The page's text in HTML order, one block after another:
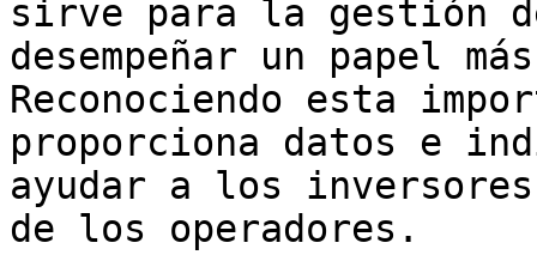
sirve para la gestión
desempeñar un papel
Reconociendo esta
proporciona datos e
ayudar a los
de los operadores.